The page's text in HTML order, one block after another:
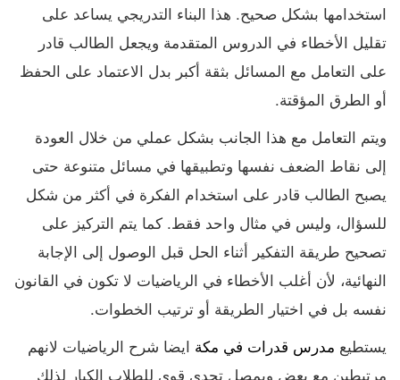
استخدامها بشكل صحيح. هذا البناء التدريجي يساعد على
تقليل الأخطاء في الدروس المتقدمة ويجعل الطالب قادر
على التعامل مع المسائل بثقة أكبر بدل الاعتماد على الحفظ
أو الطرق المؤقتة.
ويتم التعامل مع هذا الجانب بشكل عملي من خلال العودة
إلى نقاط الضعف نفسها وتطبيقها في مسائل متنوعة حتى
يصبح الطالب قادر على استخدام الفكرة في أكثر من شكل
للسؤال، وليس في مثال واحد فقط. كما يتم التركيز على
تصحيح طريقة التفكير أثناء الحل قبل الوصول إلى الإجابة
النهائية، لأن أغلب الأخطاء في الرياضيات لا تكون في القانون
نفسه بل في اختيار الطريقة أو ترتيب الخطوات.
يستطيع مدرس قدرات في مكة ايضا شرح الرياضيات لانهم
مرتبطين مع بعض ويمصل تحدي قوي للطلاب الكبار لذلك